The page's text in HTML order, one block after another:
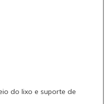
do lixo e suporte de